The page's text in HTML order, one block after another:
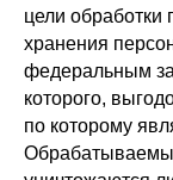
цели обработки
хранения
федеральным
которого,
по которому